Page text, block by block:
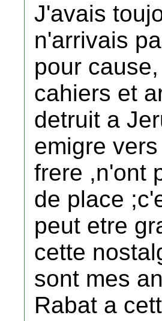
J'avais
n'arrivais
pour
cahiers et
detruit a
emigre
frere ,n'ont
de place
peut etre
cette
sont mes
Rabat a